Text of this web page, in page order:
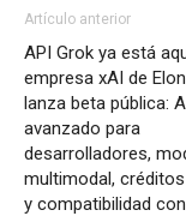
Artículo anterior
API Grok ya está
empresa xAI de
lanza beta pública:
avanzado para
desarrolladores,
multimodal,
y compatibilidad